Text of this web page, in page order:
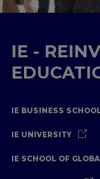
IE -
IE BUSINESS
IE UNIVERSITY
IE SCHOOL OF